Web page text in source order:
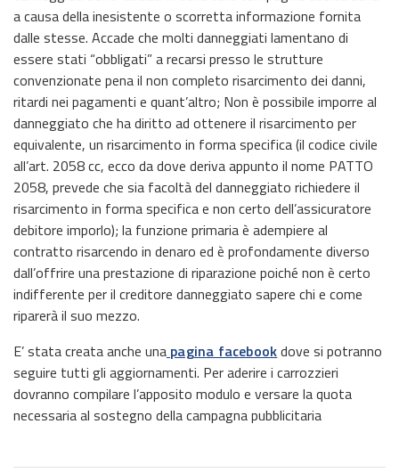
a causa della inesistente o scorretta informazione fornita
dalle stesse. Accade che molti danneggiati lamentano di
essere stati “obbligati” a recarsi presso le strutture
convenzionate pena il non completo risarcimento dei danni,
ritardi nei pagamenti e quant’altro; Non è possibile imporre al
danneggiato che ha diritto ad ottenere il risarcimento per
equivalente, un risarcimento in forma specifica (il codice civile
all’art. 2058 cc, ecco da dove deriva appunto il nome PATTO
2058, prevede che sia facoltà del danneggiato richiedere il
risarcimento in forma specifica e non certo dell’assicuratore
debitore imporlo); la funzione primaria è adempiere al
contratto risarcendo in denaro ed è profondamente diverso
dall’offrire una prestazione di riparazione poiché non è certo
indifferente per il creditore danneggiato sapere chi e come
riparerà il suo mezzo.
E’ stata creata anche una pagina facebookdove si potranno
seguire tutti gli aggiornamenti. Per aderire i carrozzieri
dovranno compilare l’apposito modulo e versare la quota
necessaria al sostegno della campagna pubblicitaria